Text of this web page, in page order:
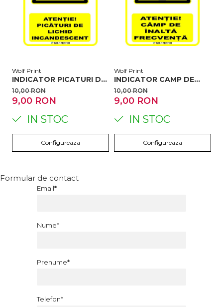
Wolf Print
INDICATOR PICATURI DE
LICHID INCANDESCENT
10,00 RON
9,00 RON
IN STOC
Configureaza
Wolf Print
INDICATOR CAMP DE
INALTA FRECVENTA
10,00 RON
9,00 RON
IN STOC
Configureaza
Formular de contact
Email*
Nume*
Prenume*
Telefon*